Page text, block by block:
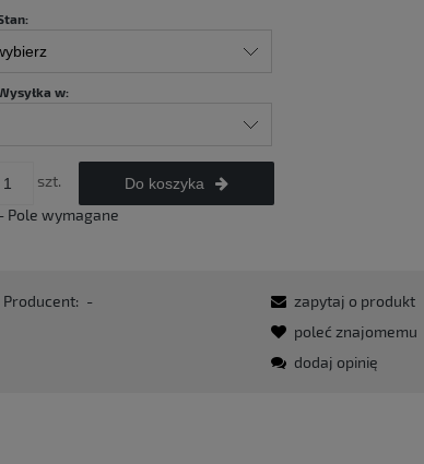
w:
szt. Do koszyka
Pole wymagane
Producent: -
zapytaj o produkt
poleć znajomemu
dodaj opinię